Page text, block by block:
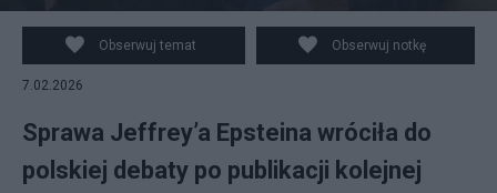
Fot. DOJ
Obserwuj temat Obserwuj notkę
7.02.2026
Sprawa Jeffrey’a Epsteina wróciła do
polskiej debaty po publikacji kolejnej